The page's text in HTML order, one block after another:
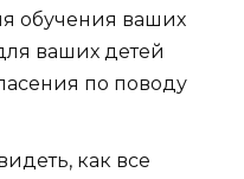
обучения ваших
ваших детей
по поводу
как все